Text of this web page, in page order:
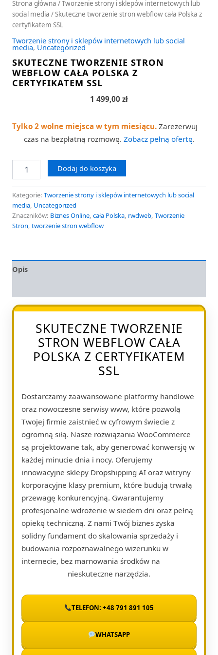
Strona główna /Tworzenie strony i sklepów internetowych lub
social media / Skuteczne tworzenie stron webflow cała Polska z
certyfikatem SSL
Tworzenie strony i sklepów internetowych lub social
media, Uncategorized
SKUTECZNE TWORZENIE STRON
WEBFLOW CAŁA POLSKA Z
CERTYFIKATEM SSL
1 499,00 zł
Tylko 2 wolne miejsca w tym miesiącu. Zarezerwuj
czas na bezpłatną rozmowę. Zobacz pełną ofertę.
Dodaj do koszyka
Kategorie: Tworzenie strony i sklepów internetowych lub social
media, Uncategorized
Znaczników: Biznes Online, cała Polska, rwdweb, Tworzenie
Stron, tworzenie stron webflow
Opis
SKUTECZNE TWORZENIE
STRON WEBFLOW CAŁA
POLSKA Z CERTYFIKATEM
SSL
Dostarczamy zaawansowane platformy handlowe
oraz nowoczesne serwisy www, które pozwolą
Twojej firmie zaistnieć w cyfrowym świecie z
ogromną siłą. Nasze rozwiązania WooCommerce
są projektowane tak, aby generować konwersję w
każdej minucie dnia i nocy. Oferujemy
innowacyjne sklepy Dropshipping AI oraz witryny
korporacyjne klasy premium, które budują trwałą
przewagę konkurencyjną. Gwarantujemy
profesjonalne wdrożenie w siedem dni oraz pełną
opiekę techniczną. Z nami Twój biznes zyska
solidny fundament do skalowania sprzedaży i
budowania rozpoznawalnego wizerunku w
internecie, bez marnowania środków na
nieskuteczne narzędzia.
TELEFON: +48 791 891 105
WHATSAPP